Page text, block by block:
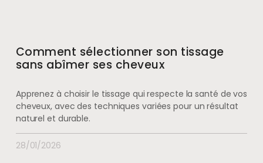
Comment sélectionner son tissage
sans abîmer ses cheveux
Apprenez à choisir le tissage qui respecte la santé de vos
cheveux, avec des techniques variées pour un résultat
naturel et durable.
28/01/2026